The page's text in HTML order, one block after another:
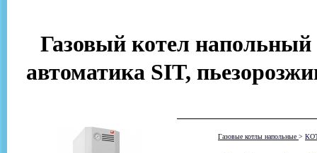
Газовый котел
автоматика SIT,
Газовые котлы напольные >